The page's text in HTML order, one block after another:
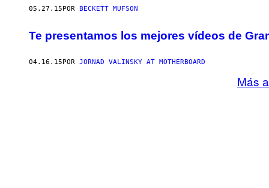
05.27.15POR BECKETT MUFSON
Te presentamos los mejores vídeos de
04.16.15 POR JORNAD VALINSKY AT MOTHERBOARD
Más